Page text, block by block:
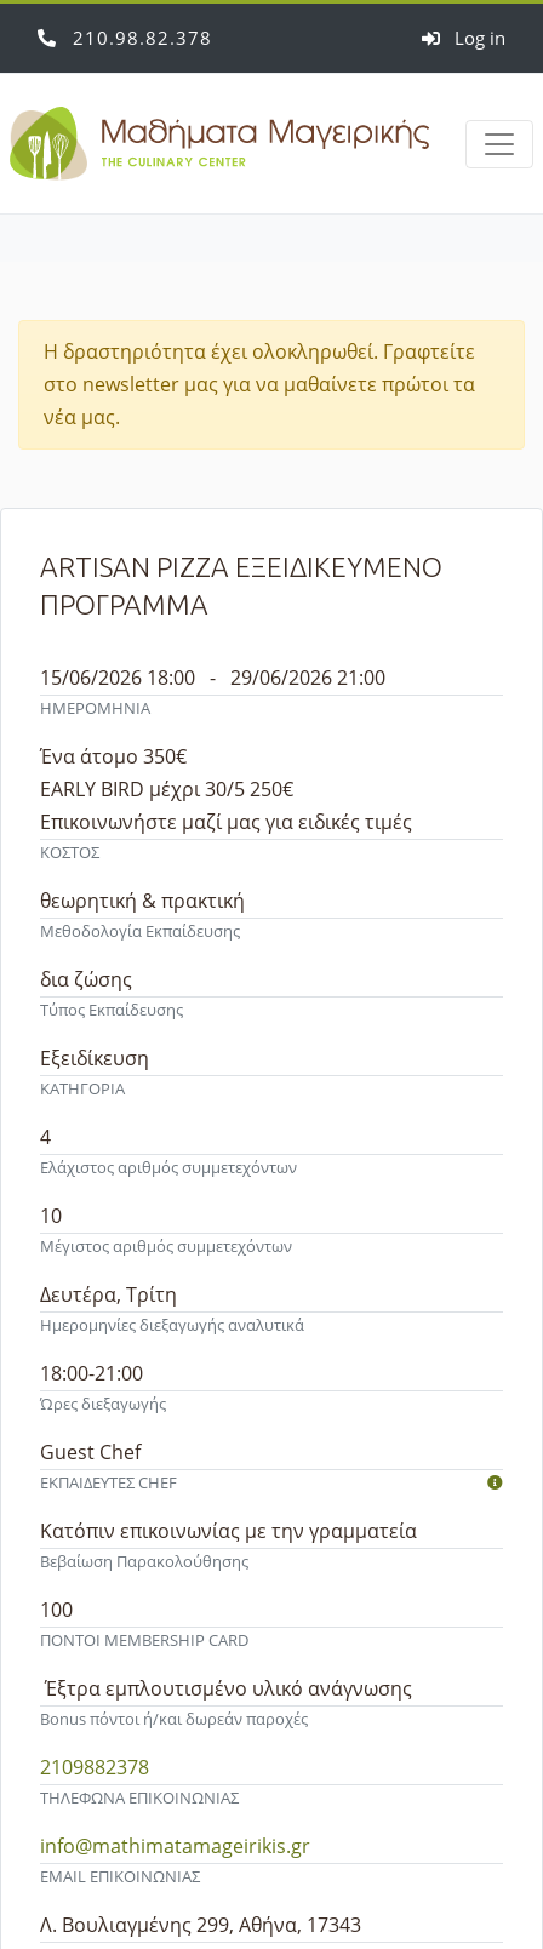
210 98 82 378 Log in
Η δραστηριότητα έχει ολοκληρωθεί. Γραφτείτε
στο newsletter μας για να μαθαίνετε πρώτοι τα
νέα μας.
ARTISAN PIZZA ΕΞΕΙΔΙΚΕΥΜΕΝΟ
ΠΡΟΓΡΑΜΜΑ
ΗΜΕΡΟΜΗΝΙΑ
15/06/2026 18:00 - 29/06/2026 21:00
ΚΟΣΤΟΣ
Ένα άτομο 350€
EARLY BIRD μέχρι 30/5 250€
Επικοινωνήστε μαζί μας για ειδικές τιμές
Μεθοδολογία Εκπαίδευσης
θεωρητική & πρακτική
Τύπος Εκπαίδευσης
δια ζώσης
ΚΑΤΗΓΟΡΙΑ
Εξειδίκευση
Ελάχιστος αριθμός συμμετεχόντων
4
Μέγιστος αριθμός συμμετεχόντων
10
Ημερομηνίες διεξαγωγής αναλυτικά
Δευτέρα, Τρίτη
Ώρες διεξαγωγής
18:00-21:00
ΕΚΠΑΙΔΕΥΤEΣ CHEF
Guest Chef
Βεβαίωση Παρακολούθησης
Κατόπιν επικοινωνίας με την γραμματεία
ΠΟΝΤΟΙ MEMBERSHIP CARD
100
Bonus πόντοι ή/και δωρεάν παροχές
Έξτρα εμπλουτισμένο υλικό ανάγνωσης
ΤΗΛΕΦΩΝΑ ΕΠΙΚΟΙΝΩΝΙΑΣ
2109882378
EMAIL ΕΠΙΚΟΙΝΩΝΙΑΣ
info@mathimatamageirikis.gr
Λ. Βουλιαγμένης 299, Αθήνα, 17343